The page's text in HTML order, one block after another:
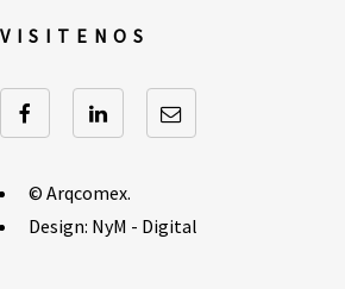
VISITENOS
© Arqcomex.
Design: NyM - Digital